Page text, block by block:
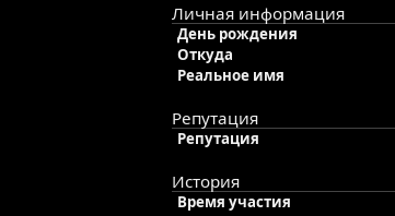
Личная информация
День рождения
Откуда
Реальное имя
Репутация
Репутация
История
Время участия